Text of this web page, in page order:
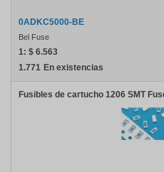
0ADKC5000-BE
Bel Fuse
1: $ 6.563
1.771 En existencias
Fusibles de cartucho 1206 SMT